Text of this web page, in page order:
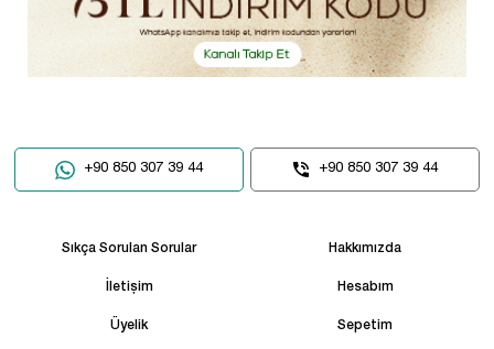
+90 850 307 39 44 +90 850 307 39 44
Sıkça Sorulan Sorular Hakkımızda
İletişim Hesabım
Üyelik Sepetim